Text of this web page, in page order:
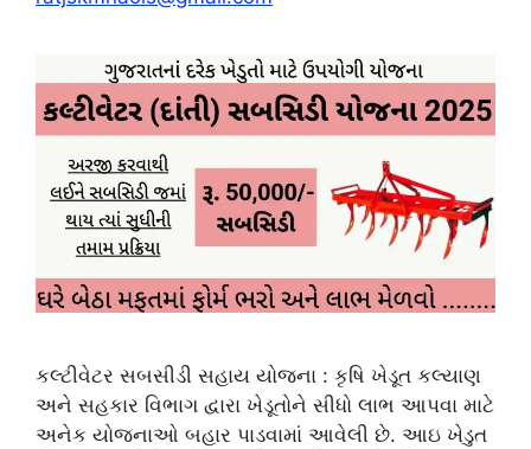
કલ્ટીવેટર સબસીડી સહાય યોજના : કૃષિ ખેડૂત કલ્યાણ
અને સહકાર વિભાગ દ્વારા ખેડૂતોને સીધો લાભ આપવા માટે
અનેક યોજનાઓ બહાર પાડવામાં આવેલી છે. આઇ ખેડુત